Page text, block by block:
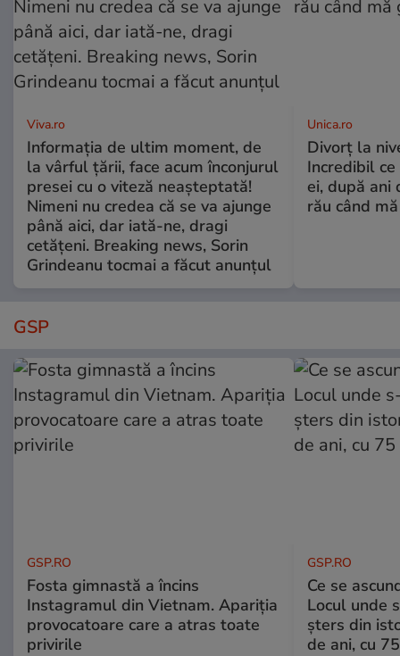
Viva.ro
Informația de ultim moment, de
la vârful țării, face acum înconjurul
presei cu o viteză neașteptată!
Nimeni nu credea că se va ajunge
până aici, dar iată-ne, dragi
cetățeni. Breaking news, Sorin
Grindeanu tocmai a făcut anunțul
Unica.ro
Divorț la
Incredibil
ei, după ani
rău când
GSP
GSP.RO
Fosta gimnastă a încins
Instagramul din Vietnam. Apariția
provocatoare care a atras toate
privirile
GSP.RO
Ce se
Locul unde
șters din
de ani, cu